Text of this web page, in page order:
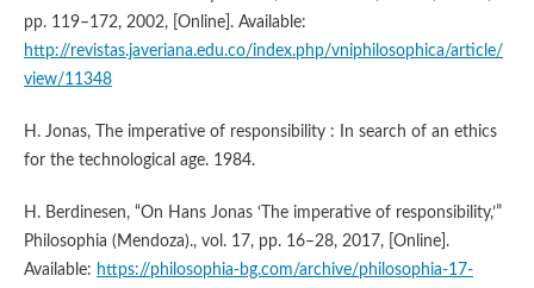
pp. 119–172, 2002, [Online]. Available:
http://revistas.javeriana.edu.co/index.php/vniphilosophica/article/
view/11348
H. Jonas, The imperative of responsibility : In search of an ethics
for the technological age. 1984.
H. Berdinesen, “On Hans Jonas ‘The imperative of responsibility,’”
Philosophia (Mendoza)., vol. 17, pp. 16–28, 2017, [Online].
Available: https://philosophia-bg.com/archive/philosophia-17-